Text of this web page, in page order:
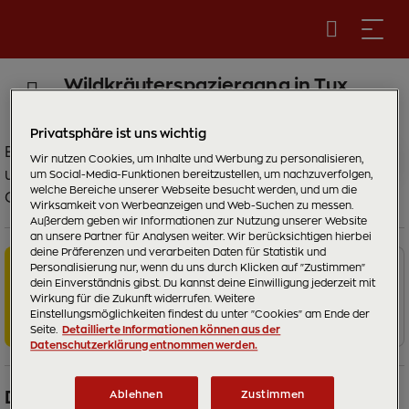
Wildkräuterspaziergang in Tux
Bei unserem Wildkräuterspaziergang durch Wald
und Wiese entlocken wir der Natur im Tuxertal die
Geheimnisse über die Heilkräfte der Alpenkräuter.
Wichtige Informationen
Hierfindest du die Buspläne!
Dauer
Privatsphäre ist uns wichtig
Wir nutzen Cookies, um Inhalte und Werbung zu personalisieren,
um Social-Media-Funktionen bereitzustellen, um nachzuverfolgen,
welche Bereiche unserer Webseite besucht werden, und um die
Wirksamkeit von Werbeanzeigen und Web-Suchen zu messen.
Außerdem geben wir Informationen zur Nutzung unserer Website
an unsere Partner für Analysen weiter. Wir berücksichtigen hierbei
deine Präferenzen und verarbeiten Daten für Statistik und
Personalisierung nur, wenn du uns durch Klicken auf "Zustimmen"
dein Einverständnis gibst. Du kannst deine Einwilligung jederzeit mit
Wirkung für die Zukunft widerrufen. Weitere
Einstellungsmöglichkeiten findest du unter "Cookies" am Ende der
Seite.
Detaillierte Informationen können aus der
Datenschutzerklärung entnommen werden.
Ablehnen Zustimmen